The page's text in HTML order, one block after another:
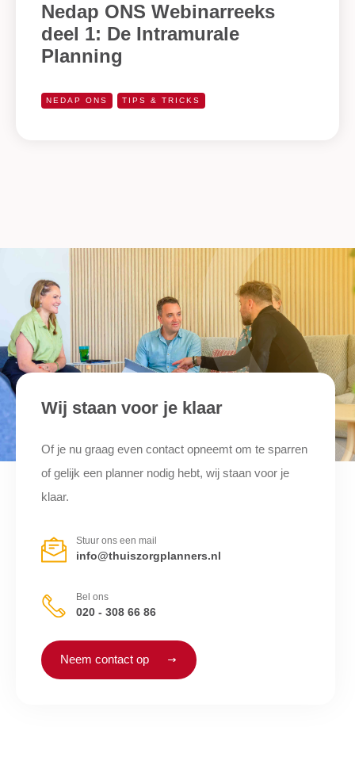
Nedap ONS Webinarreeks
deel 1: De Intramurale
Planning
NEDAP ONS TIPS & TRICKS
Wij staan voor je klaar
Of je nu graag even contact opneemt om te sparren
of gelijk een planner nodig hebt, wij staan voor je
klaar.
Stuur ons een mail
info@thuiszorgplanners.nl
Bel ons
020 - 308 66 86
Neem contact op